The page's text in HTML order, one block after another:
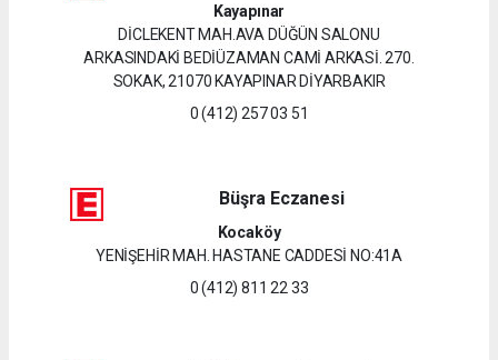
Kayapınar
DİCLEKENT MAH.AVA DÜĞÜN SALONU
ARKASINDAKİ BEDİÜZAMAN CAMİ ARKASİ. 270.
SOKAK, 21070 KAYAPINAR DİYARBAKIR
0 (412) 257 03 51
Büşra Eczanesi
Kocaköy
YENİŞEHİR MAH. HASTANE CADDESİ NO:41A
0 (412) 811 22 33